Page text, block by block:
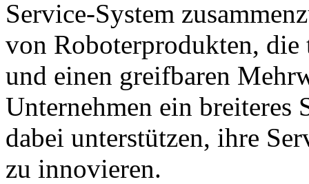
Service-System
von Roboterprodukten,
und einen greifbaren
Unternehmen ein breiteres
dabei unterstützen, ihre
zu innovieren.